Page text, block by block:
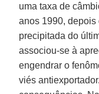
uma taxa de
anos 1990,
precipitada do
associou-se à
engendrar o
viés